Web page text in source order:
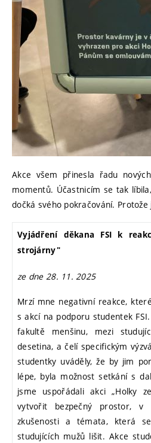
Akce všem přinesla řadu
momentů. Účastnicím se tak
dočká svého pokračování.
Vyjádření děkana FSI k
strojárny"
ze dne 28. 11. 2025
Mrzí mne negativní reakce,
s akcí na podporu studentek
fakultě menšinu, mezi
desetina, a čelí specifickým
studentky uváděly, že by jim
lépe, byla možnost setkání s
jsme uspořádali akci „Holky
vytvořit bezpečný prostor,
zkušenosti a témata, která
studujících mužů lišit. Akce